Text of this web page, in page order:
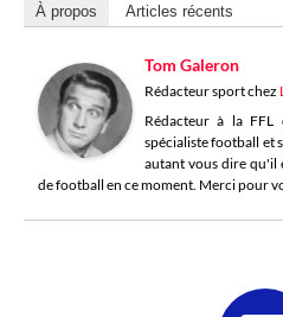
À propos Articles récents
Tom Galeron
Rédacteur sportchez
Rédacteur à la FFL
spécialiste football et
autant vous dire qu'il
de football en ce moment. Merci pour